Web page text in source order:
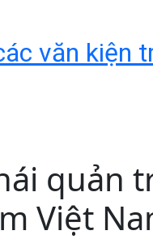
văn kiện
quản
Việt